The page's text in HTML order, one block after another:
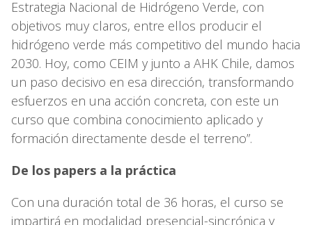
Estrategia Nacional de Hidrógeno Verde, con
objetivos muy claros, entre ellos producir el
hidrógeno verde más competitivo del mundo hacia
2030. Hoy, como CEIM y junto a AHK Chile, damos
un paso decisivo en esa dirección, transformando
esfuerzos en una acción concreta, con este un
curso que combina conocimiento aplicado y
formación directamente desde el terreno”.
De los papers a la práctica
Con una duración total de 36 horas, el curso se
impartirá en modalidad presencial-sincrónica y